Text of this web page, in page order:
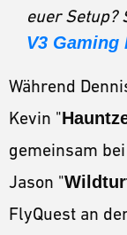
euer Setup?
V3 Gaming
Während
Kevin "
gemeinsam
Jason "
FlyQuest an